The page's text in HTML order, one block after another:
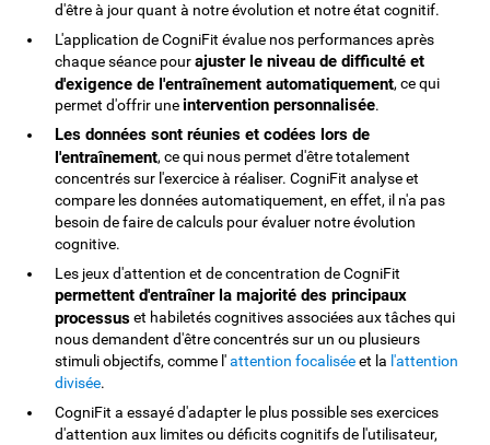
d'être à jour quant à notre évolution et notre état cognitif.
L'application de CogniFit évalue nos performances après
chaque séance pourajuster le niveau de difficulté et
d'exigence de l'entraînement automatiquement, ce qui
permet d'offrir uneintervention personnalisée.
Les données sont réunies et codées lors de
l'entraînement, ce qui nous permet d'être totalement
concentrés sur l'exercice à réaliser. CogniFit analyse et
compare les données automatiquement, en effet, il n'a pas
besoin de faire de calculs pour évaluer notre évolution
cognitive.
Les jeux d'attention et de concentration de CogniFit
permettent d'entraîner la majorité des principaux
processuset habiletés cognitives associées aux tâches qui
nous demandent d'être concentrés sur un ou plusieurs
stimuli objectifs, comme l'attention focaliséeet la l'attention
divisée.
CogniFit a essayé d'adapter le plus possible ses exercices
d'attention aux limites ou déficits cognitifs de l'utilisateur,